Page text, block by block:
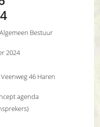
Bestuur
2024
46 Haren
agenda